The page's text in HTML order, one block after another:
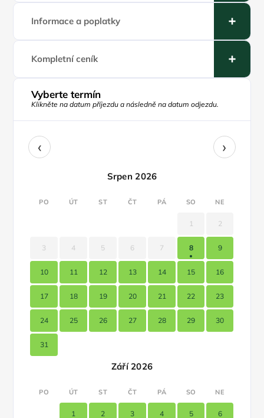
Informace a poplatky
Kompletní ceník
Vyberte termín
Klikněte na datum příjezdu a následně na datum odjezdu.
‹ ›
Srpen 2026
PO ÚT ST ČT PÁ SO NE
1 2
3 4 5 6 7 8 9
10 11 12 13 14 15 16
17 18 19 20 21 22 23
24 25 26 27 28 29 30
31
Září 2026
PO ÚT ST ČT PÁ SO NE
1 2 3 4 5 6